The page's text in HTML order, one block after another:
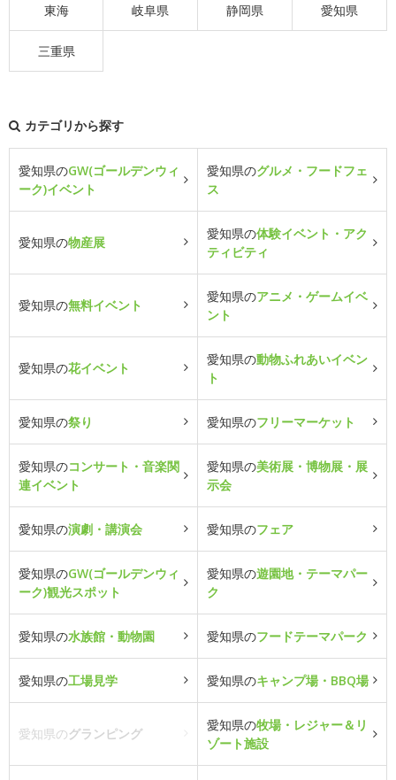
東海 岐阜県 静岡県 愛知県
三重県
カテゴリから探す
愛知県のGW(ゴールデンウィ
ーク)イベント
愛知県のグルメ・フードフェ
ス
愛知県の物産展
愛知県の体験イベント・アク
ティビティ
愛知県の無料イベント
愛知県のアニメ・ゲームイベ
ント
愛知県の花イベント
愛知県の動物ふれあいイベン
ト
愛知県の祭り 愛知県のフリーマーケット
愛知県のコンサート・音楽関
連イベント
愛知県の美術展・博物展・展
示会
愛知県の演劇・講演会 愛知県のフェア
愛知県のGW(ゴールデンウィ
ーク)観光スポット
愛知県の遊園地・テーマパー
ク
愛知県の水族館・動物園 愛知県のフードテーマパーク
愛知県の工場見学 愛知県のキャンプ場・BBQ場
愛知県のグランピング
愛知県の牧場・レジャー＆リ
ゾート施設